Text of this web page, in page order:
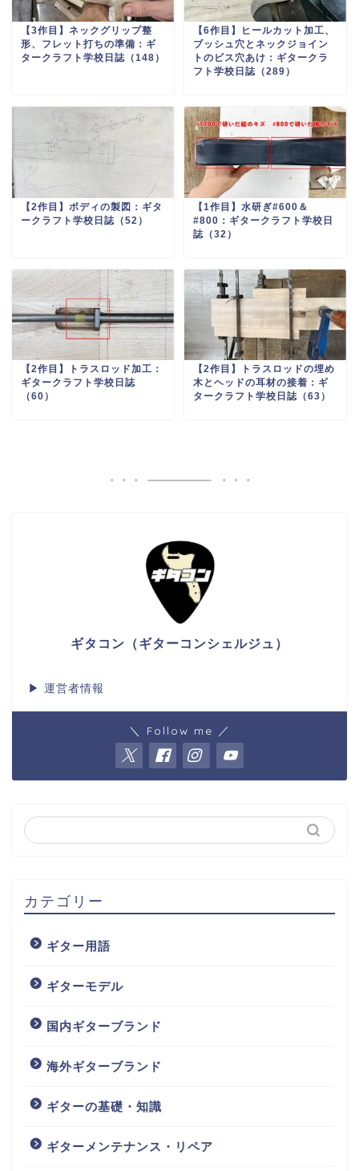
【3作目】ネックグリップ整
形、フレット打ちの準備：ギ
タークラフト学校日誌（148）
【6作目】ヒールカット加工、
ブッシュ穴とネックジョイン
トのビス穴あけ：ギタークラ
フト学校日誌（289）
【2作目】ボディの製図：ギタ
ークラフト学校日誌（52）
【1作目】水研ぎ#600＆
#800：ギタークラフト学校日
誌（32）
【2作目】トラスロッド加工：
ギタークラフト学校日誌
（60）
【2作目】トラスロッドの埋め
木とヘッドの耳材の接着：ギ
タークラフト学校日誌（63）
ギタコン（ギターコンシェルジュ）
▶ 運営者情報
＼ Follow me ／
カテゴリー
ギター用語
ギターモデル
国内ギターブランド
海外ギターブランド
ギターの基礎・知識
ギターメンテナンス・リペア